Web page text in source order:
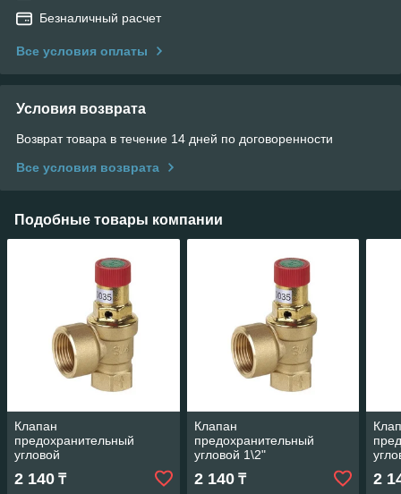
Безналичный расчет
Все условия оплаты
Условия возврата
Возврат товара в течение 14 дней по договоренности
Все условия возврата
Подобные товары компании
Клапан
предохранительный
угловой
2 140 ₸
Клапан
предохранительный
угловой 1\2"
2 140₸ 2